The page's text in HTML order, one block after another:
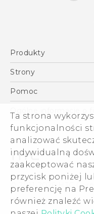
Ta strona
funkcjonalności
analizować
indywidualną
zaakceptować
przycisk poniżej
preferencję na
również znaleźć
Polish -
English -
Produkty
Smartfony
VIVE
Akcesoria
Strony
HTC Vive
Pomoc
Pomoc E-commerce
Ogólne informacje o
ESG
Informacje o firmie
Dla inwestorów
Cookie Preferences
Kariera
Security and
© 2011-2026 HTC
Warunki prawne